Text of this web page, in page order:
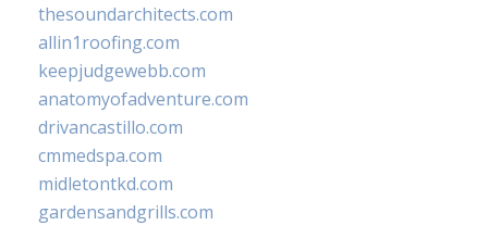
thesoundarchitects.com
allin1roofing.com
keepjudgewebb.com
anatomyofadventure.com
drivancastillo.com
cmmedspa.com
midletontkd.com
gardensandgrills.com